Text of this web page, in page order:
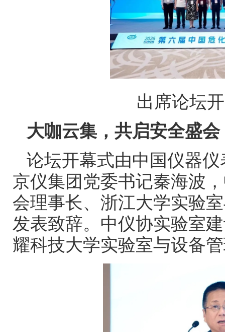
出席论坛
大咖云集，共启安全盛会
论坛开幕式由中国仪器
京仪集团党委书记秦海波
会理事长、浙江大学实验
发表致辞。中仪协实验室
耀科技大学实验室与设备